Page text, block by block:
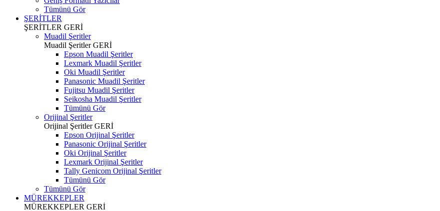
Tümünü Gör
ŞERİTLER
ŞERİTLER GERİ
Muadil Şeritler
Muadil ŞeritlerGERİ
Epson Muadil Şeritler
Lexmark Muadil Şeritler
Oki Muadil Şeritler
Panasonic Muadil Şeritler
Fujitsu Muadil Şeritler
Seikosha Muadil Şeritler
Tümünü Gör
Orijinal Şeritler
Orijinal ŞeritlerGERİ
Epson Orijinal Şeritler
Panasonic Orijinal Şeritler
Oki Orijinal Şeritler
Lexmark Orijinal Şeritler
Tally Genicom Orijinal Şeritler
Tümünü Gör
Tümünü Gör
MÜREKKEPLER
MÜREKKEPLER GERİ